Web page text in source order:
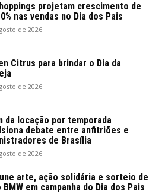
projetam crescimento de
nas vendas no Dia dos Pais
de 2026
Citrus para brindar o Dia da
de 2026
da locação por temporada
debate entre anfitriões e
de Brasília
de 2026
arte, ação solidária e sorteio de
em campanha do Dia dos Pais